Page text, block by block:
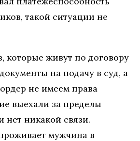
такой ситуации не
которые живут по договору
на подачу в суд, а
ордер не имеем права
выехали за пределы
нет никакой связи.
мужчина в